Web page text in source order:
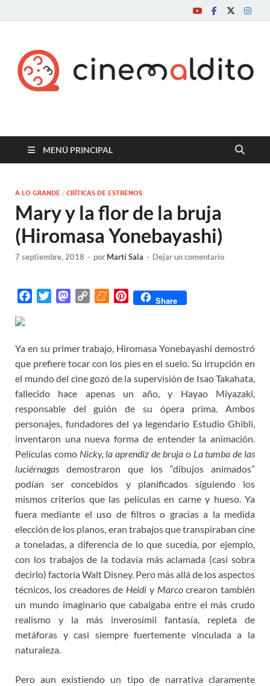
Cine maldito
MENÚ PRINCIPAL
A LO GRANDE / CRÍTICAS DE ESTRENOS
Mary y la flor de la bruja
(Hiromasa Yonebayashi)
7 septiembre, 2018 - por Martí Sala - Dejar un comentario
b
o
o
k
t
e
r
M
o
d
o
n
L
n
k
M
a
m
e
P
e
r
e
s
t
Share
Ya en su primer trabajo, Hiromasa Yonebayashi demostró
que prefiere tocar con los pies en el suelo. Su irrupción en
el mundo del cine gozó de la supervisión de Isao Takahata,
fallecido hace apenas un año, y Hayao Miyazaki,
responsable del guión de su ópera prima. Ambos
personajes, fundadores del ya legendario Estudio Ghibli,
inventaron una nueva forma de entender la animación.
Películas como Nicky, la aprendiz de brujao La tumba de las
luciérnagas demostraron que los “dibujos animados”
podían ser concebidos y planificados siguiendo los
mismos criterios que las películas en carne y hueso. Ya
fuera mediante el uso de filtros o gracias a la medida
elección de los planos, eran trabajos que transpiraban cine
a toneladas, a diferencia de lo que sucedía, por ejemplo,
con los trabajos de la todavía más aclamada (casi sobra
decirlo) factoría Walt Disney. Pero más allá de los aspectos
técnicos, los creadores de Heidi yMarcocrearon también
un mundo imaginario que cabalgaba entre el más crudo
realismo y la más inverosímil fantasía, repleta de
metáforas y casi siempre fuertemente vinculada a la
naturaleza.
Pero aun existiendo un tipo de narrativa claramente